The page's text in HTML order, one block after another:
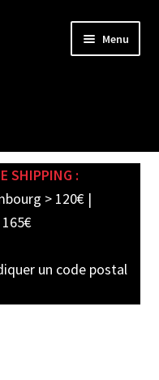
Menu
child
SHIPPING :
> 120€ |
un code postal